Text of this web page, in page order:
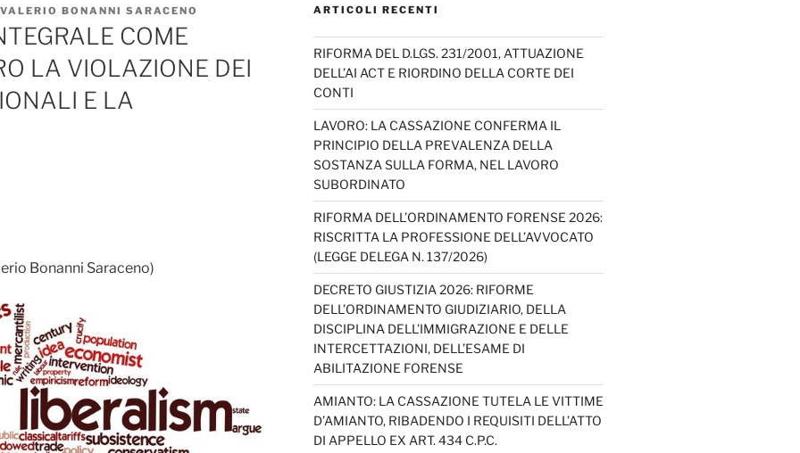
BONANNI SARACENO
COME
LA VIOLAZIONE DEI
E LA
Bonanni Saraceno)
ARTICOLI RECENTI
RIFORMA DEL D.LGS. 231/2001, ATTUAZIONE
DELL’AI ACT E RIORDINO DELLA CORTE DEI
CONTI
LAVORO: LA CASSAZIONE CONFERMA IL
PRINCIPIO DELLA PREVALENZA DELLA
SOSTANZA SULLA FORMA, NEL LAVORO
SUBORDINATO
RIFORMA DELL’ORDINAMENTO FORENSE 2026:
RISCRITTA LA PROFESSIONE DELL’AVVOCATO
(LEGGE DELEGA N. 137/2026)
DECRETO GIUSTIZIA 2026: RIFORME
DELL’ORDINAMENTO GIUDIZIARIO, DELLA
DISCIPLINA DELL’IMMIGRAZIONE E DELLE
INTERCETTAZIONI, DELL’ESAME DI
ABILITAZIONE FORENSE
AMIANTO: LA CASSAZIONE TUTELA LE VITTIME
D’AMIANTO, RIBADENDO I REQUISITI DELL’ATTO
DI APPELLO EX ART. 434 C.P.C.